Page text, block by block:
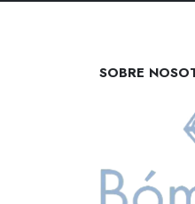
SOBRE